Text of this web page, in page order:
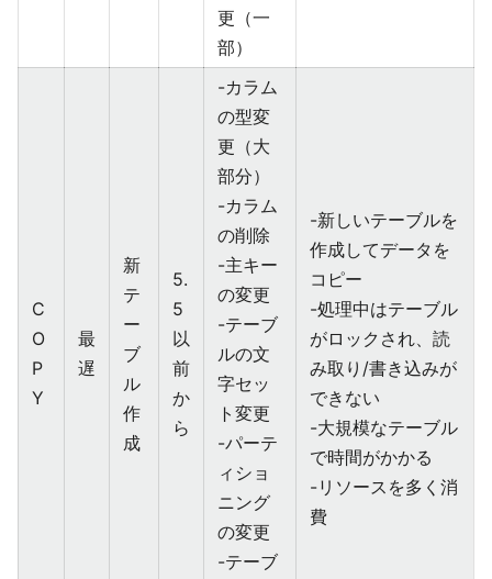
更（一
部）
C
O
P
Y
最
遅
新
テ
ー
ブ
ル
作
成
5.
5
以
前
か
ら
-カラム
の型変
更（大
部分）
-カラム
の削除
-主キー
の変更
-テーブ
ルの文
字セッ
ト変更
-パーテ
ィショ
ニング
の変更
-テーブ
-新しいテーブルを
作成してデータを
コピー
-処理中はテーブル
がロックされ、読
み取り/書き込みが
できない
-大規模なテーブル
で時間がかかる
-リソースを多く消
費